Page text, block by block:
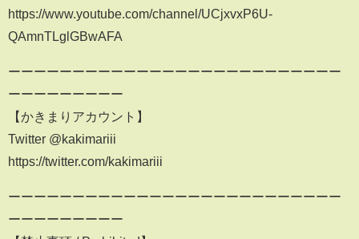
https://www.youtube.com/channel/UCjxvxP6U-
QAmnTLglGBwAFA
ーーーーーーーーーーーーーーーーーーーーーーーーーー
ーーーーーーーーー
【かきまりアカウント】
Twitter @kakimariii
https://twitter.com/kakimariii
ーーーーーーーーーーーーーーーーーーーーーーーーーー
ーーーーーーーーー